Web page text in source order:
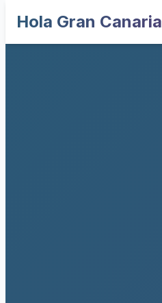
Hola Gran Canaria